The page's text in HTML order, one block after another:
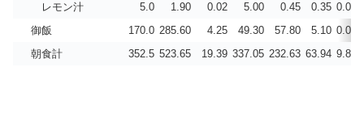
レモン汁
5.0 1.90 0.02 5.00 0.45 0.35 0.00
御飯
170.0 285.60 4.25 49.30 57.80 5.10 0.00
朝食計
352.5 523.65 19.39 337.05 232.63 63.94 9.87